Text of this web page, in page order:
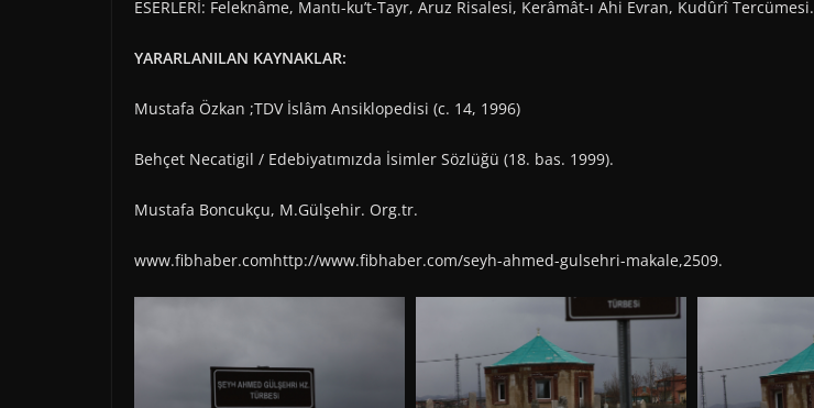
ESERLERİ: Feleknâme, Mantı-ku’t-Tayr, Aruz Risalesi, Kerâmât-ı Ahi Evran, Kudûrî Tercümesi.
YARARLANILAN KAYNAKLAR:
Mustafa Özkan ;TDV İslâm Ansiklopedisi (c. 14, 1996)
Behçet Necatigil / Edebiyatımızda İsimler Sözlüğü (18. bas. 1999).
Mustafa Boncukçu, M.Gülşehir. Org.tr.
www.fibhaber.comhttp://www.fibhaber.com/seyh-ahmed-gulsehri-makale,2509.